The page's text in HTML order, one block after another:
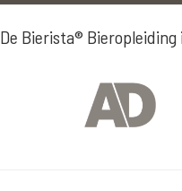
De Bierista® Bieropleiding